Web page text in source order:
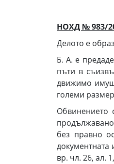
НОХД № 983/
Делото е
Б. А. е
пъти в
движимо
големи
Обвинението
без правно
вр. чл. 26, ал.